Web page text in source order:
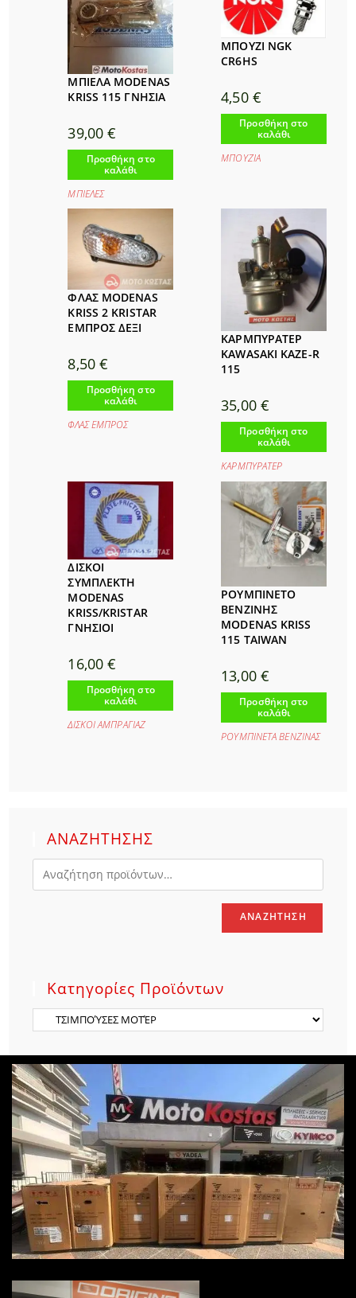
ΜΠΙΕΛΑ MODENAS
KRISS 115 ΓΝΗΣΙΑ
39,00€
Προσθήκη στο
καλάθι
ΜΠΙΕΛΕΣ
ΜΠΟΥΖΙ NGK
CR6HS
4,50 €
Προσθήκη στο
καλάθι
ΜΠΟΥΖΙA
ΦΛΑΣ MODENAS
KRISS 2 KRISTAR
ΕΜΠΡΟΣ ΔΕΞΙ
8,50 €
Προσθήκη στο
καλάθι
ΦΛΑΣ ΕΜΠΡΟΣ
ΚΑΡΜΠΥΡΑΤΕΡ
KAWASAKI KAZE-R
115
35,00 €
Προσθήκη στο
καλάθι
ΚΑΡΜΠΥΡΑΤΕΡ
ΔΙΣΚΟΙ
ΣΥΜΠΛΕΚΤΗ
MODENAS
KRISS/KRISTAR
ΓΝΗΣΙΟΙ
16,00€
Προσθήκη στο
καλάθι
ΔΙΣΚΟΙ ΑΜΠΡΑΓΙΑΖ
ΡΟΥΜΠΙΝΕΤΟ
ΒΕΝΖΙΝΗΣ
MODENAS KRISS
115 TAIWAN
13,00 €
Προσθήκη στο
καλάθι
ΡΟΥΜΠΙΝΕΤΑ ΒΕΝΖΙΝΑΣ
ΑΝΑΖΗΤΗΣΗΣ
ΑΝΑΖΉΤΗΣΗ
Κατηγορίες Προϊόντων